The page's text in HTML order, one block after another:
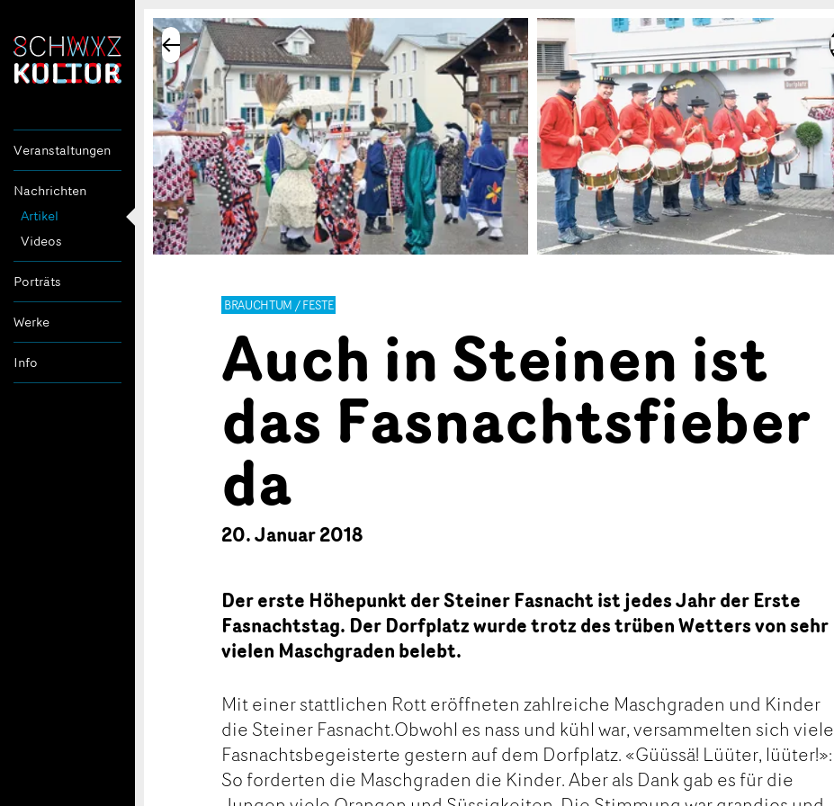
Veranstaltungen
Nachrichten
Artikel
Videos
Porträts
Werke
Info
BRAUCHTUM / FESTE
Auch in Steinen ist
das Fasnachtsfieber
da
20. Januar 2018
Der erste Höhepunkt der Steiner Fasnacht ist jedes Jahr der Erste
Fasnachtstag. Der Dorfplatz wurde trotz des trüben Wetters von sehr
vielen Maschgraden belebt.
Mit einer stattlichen Rott eröffneten zahlreiche Maschgraden und Kinder
die Steiner Fasnacht.Obwohl es nass und kühl war, versammelten sich viele
Fasnachtsbegeisterte gestern auf dem Dorfplatz. «Güüssä! Lüüter, lüüter!»:
So forderten die Maschgraden die Kinder. Aber als Dank gab es für die